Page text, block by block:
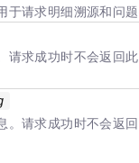
请求明细溯源和问题
请求成功时不会返回
。请求成功时不会返